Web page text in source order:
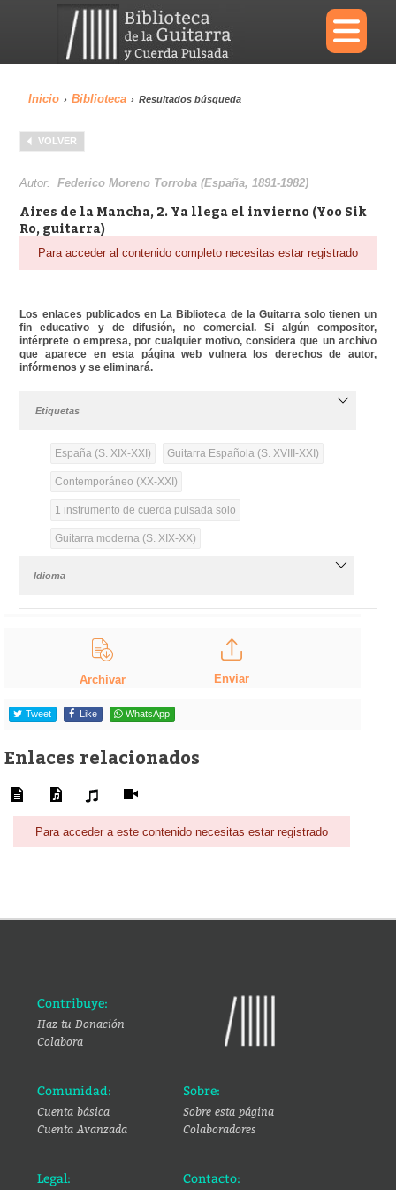
×
Menu
Biblioteca Diccionario
Área personal Reproductor
Inicio › Biblioteca › Resultados búsqueda
VOLVER
Autor:Federico Moreno Torroba (España, 1891-1982)
Aires de la Mancha, 2. Ya llega el invierno (Yoo Sik
Ro, guitarra)
Para acceder al contenido completo necesitas estar registrado
Los enlaces publicados en La Biblioteca de la Guitarra solo tienen un
fin educativo y de difusión, no comercial. Si algún compositor,
intérprete o empresa, por cualquier motivo, considera que un archivo
que aparece en esta página web vulnera los derechos de autor,
infórmenos y se eliminará.
Etiquetas
España (S. XIX-XXI) Guitarra Española (S. XVIII-XXI)
Contemporáneo (XX-XXI)
1 instrumento de cuerda pulsada solo
Guitarra moderna (S. XIX-XX)
Idioma
Archivar Enviar
Tweet Like WhatsApp
Enlaces relacionados
Para acceder a este contenido necesitas estar registrado
Contribuye:
Haz tu Donación
Colabora
Comunidad:
Cuenta básica
Cuenta Avanzada
Sobre:
Sobre esta página
Colaboradores
Legal: Contacto: